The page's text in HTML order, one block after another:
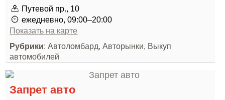
Путевой пр., 10
ежедневно, 09:00–20:00
Показать на карте
Рубрики: Автоломбард, Авторынки, Выкуп
автомобилей
Запрет авто